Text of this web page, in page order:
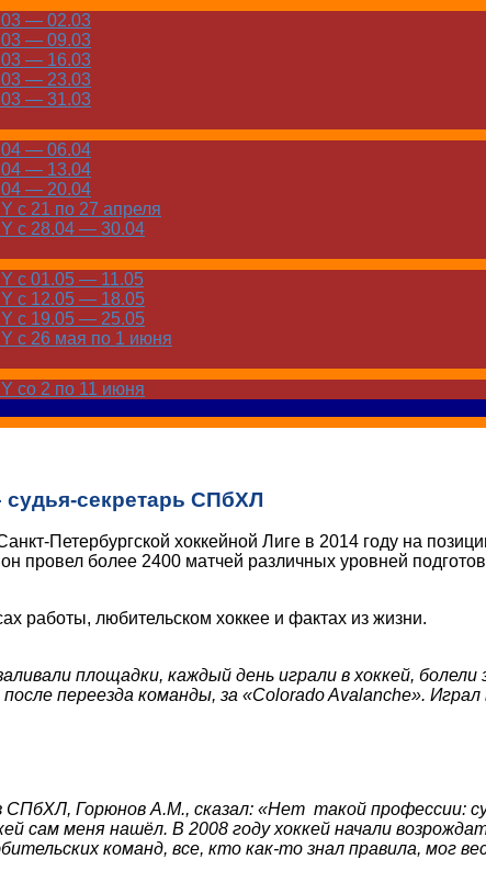
— 02.03
— 09.03
— 16.03
— 23.03
— 31.03
— 06.04
— 13.04
— 20.04
с 21 по 27 апреля
с 28.04 — 30.04
с 01.05 — 11.05
с 12.05 — 18.05
с 19.05 — 25.05
с 26 мая по 1 июня
со 2 по 11 июня
секретарь СПбХЛ
Петербургской хоккейной Лиге в 2014 году на
провел более 2400 матчей различных уровней
работы, любительском хоккее и фактах из жизни.
площадки, каждый день играли в хоккей,
переезда команды, за «ColoradoAvalanche». Играл
Горюнов А.М., сказал: «Нет такой профессии:
меня нашёл. В 2008 году хоккей начали
команд, все, кто как-то знал правила, мог